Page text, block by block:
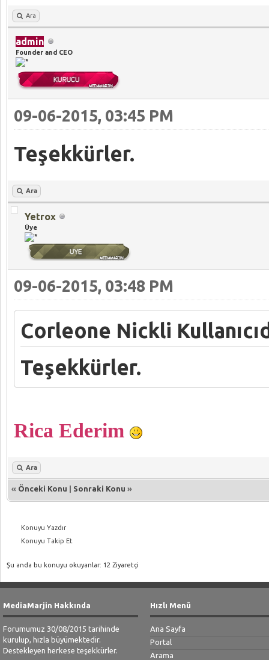
Ara
admin
Founder and CEO
09-06-2015, 03:45 PM
Teşekkürler.
Ara
Yetrox
Üye
09-06-2015, 03:48 PM
Corleone Nickli
Teşekkürler.
Rica Ederim
Ara
« Önceki Konu | Sonraki Konu »
Konuyu Yazdır
Konuyu Takip Et
Şu anda bu konuyu okuyanlar: 12 Ziyaretçi
MediaMarjin Hakkında
Forumumuz 30/08/2015 tarihinde
kurulup, hızla büyümektedir.
Destekleyen herkese teşekkürler.
Hızlı Menü
Ana Sayfa
Portal
Arama